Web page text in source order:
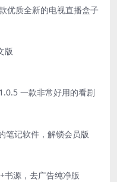
优质全新的电视直播盒子
版
一款非常好用的看剧
笔记软件，解锁会员版
书源，去广告纯净版